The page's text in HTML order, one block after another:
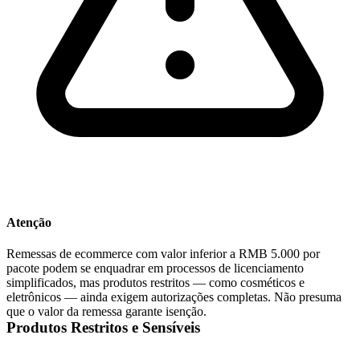
Atenção
Remessas de ecommerce com valor inferior a RMB 5.000 por
pacote podem se enquadrar em processos de licenciamento
simplificados, mas produtos restritos — como cosméticos e
eletrônicos — ainda exigem autorizações completas. Não presuma
que o valor da remessa garante isenção.
Produtos Restritos e Sensíveis